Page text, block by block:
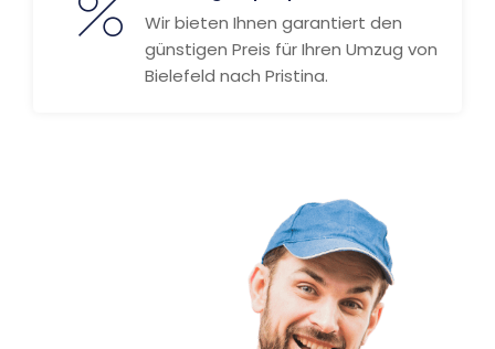
Wir bieten Ihnen garantiert den
günstigen Preis für Ihren Umzug von
Bielefeld nach Pristina.